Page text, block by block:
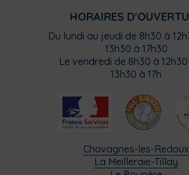
HORAIRES
Du lundi au jeudi de 8h30 à
13h30 à 17h30
Le vendredi de 8h30 à
13h30 à 17h
Chavagnes-les-Redoux
La Meilleraie-Tillay